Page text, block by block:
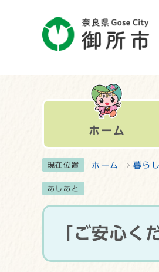
ホーム
現在位置 ホーム 暮ら
あしあと
「ご安心く